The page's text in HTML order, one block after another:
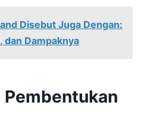
Disebut Juga Dengan:
dan Dampaknya